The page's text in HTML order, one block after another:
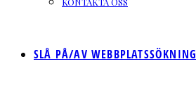
SLÅ PÅ/AV WEBBPLATSSÖKNING